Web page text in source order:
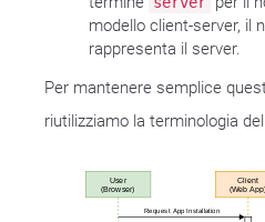
modello client-server, il
rappresenta il server.
Per mantenere semplice
riutilizziamo la terminologia